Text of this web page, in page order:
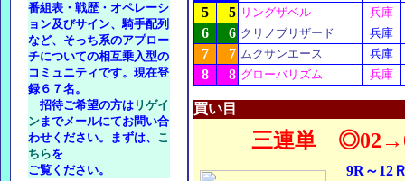
番組表・戦歴・オペレーシ
ョン及びサイン、騎手配列
など、そっち系のアプロー
チについての相互乗入型の
コミュニティです。現在登
録６７名。
招待ご希望の方は リゲイ
ンまでメールにてお問い合
わせください。まずは、 こ
ちらを
ご覧ください。
5 5 リングザベル 兵庫
6 6 クリノブリザード 兵庫
7 7 ムクサンエース 兵庫
8 8 グローバリズム 兵庫
買い目
三連単
9R～12